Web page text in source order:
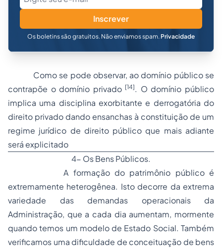
Inscrever
Os boletins são gratuitos. Não enviamos spam. Privacidade
Como se pode observar, ao domínio público se
contrapõe o domínio privado [14]. O domínio público
implica uma disciplina exorbitante e derrogatória do
direito privado dando ensanchas à constituição de um
regime jurídico de direito público que mais adiante
será explicitado
4- Os Bens Públicos.
A formação do patrimônio público é
extremamente heterogênea. Isto decorre da extrema
variedade das demandas operacionais da
Administração, que a cada dia aumentam, mormente
quando temos um modelo de Estado Social. Também
verificamos uma dificuldade de conceituação de bens